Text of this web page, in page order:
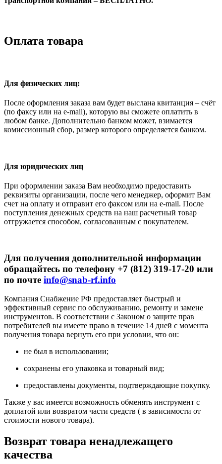
Оплата товара
Для физических лиц:
После оформления заказа вам будет выслана квитанция – счёт
(по факсу или на e-mail), которую вы сможете оплатить в
любом банке. Дополнительно банком может, взимается
комиссионный сбор, размер которого определяется банком.
Для юридических лиц
При оформлении заказа Вам необходимо предоставить
реквизиты организации, после чего менеджер, оформит Вам
счет на оплату и отправит его факсом или на e-mail. После
поступления денежных средств на наш расчетный товар
отгружается способом, согласованным с покупателем.
Для получения дополнительной информации
обращайтесь по телефону +7 (812) 319-17-20 или
по почте info@snab-rf.info
Компания Снабжение РФ предоставляет быстрый и
эффективный сервис по обслуживанию, ремонту и замене
инструментов. В соответствии с Законом о защите прав
потребителей вы имеете право в течение 14 дней с момента
получения товара вернуть его при условии, что он:
не был в использовании;
сохранены его упаковка и товарный вид;
предоставлены документы, подтверждающие покупку.
Также у вас имеется возможность обменять инструмент с
доплатой или возвратом части средств ( в зависимости от
стоимости нового товара).
Возврат товара ненадлежащего
качества